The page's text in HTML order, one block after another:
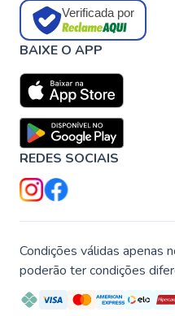
Verificada por
BAIXE O APP
REDES SOCIAIS
Condições válidas apenas
poderão ter condições